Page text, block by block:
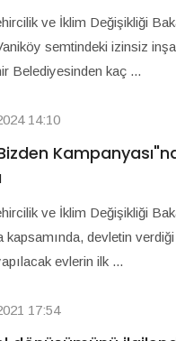
ve İklim Değişikliği
semtindeki izinsiz
Belediyesinden kaç ...
14:10
Bizden
ve İklim Değişikliği
kapsamında, devletin
evlerin ilk ...
17:54